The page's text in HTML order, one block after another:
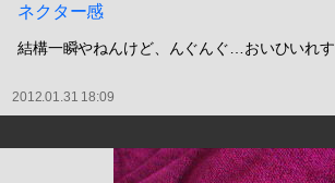
ネクター感
結構一瞬やねんけど、んぐんぐ…おいひいれす
2012.01.31 18:09